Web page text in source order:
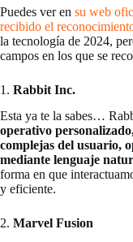
Puedes ver en su web
recibido el
la tecnología de 2024,
campos en los que se
1. Rabbit Inc.
Esta ya te la sabes…
operativo
complejas del usuario,
mediante lenguaje
forma en que
y eficiente.
2. Marvel Fusion